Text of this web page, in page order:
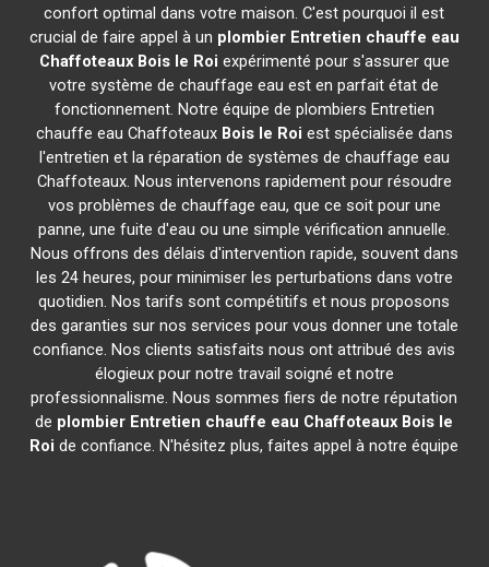
confort optimal dans votre maison. C'est pourquoi il est
crucial de faire appel à un plombier Entretien chauffe eau
Chaffoteaux Bois le Roi expérimenté pour s'assurer que
votre système de chauffage eau est en parfait état de
fonctionnement. Notre équipe de plombiers Entretien
chauffe eau Chaffoteaux Bois le Roi est spécialisée dans
l'entretien et la réparation de systèmes de chauffage eau
Chaffoteaux. Nous intervenons rapidement pour résoudre
vos problèmes de chauffage eau, que ce soit pour une
panne, une fuite d'eau ou une simple vérification annuelle.
Nous offrons des délais d'intervention rapide, souvent dans
les 24 heures, pour minimiser les perturbations dans votre
quotidien. Nos tarifs sont compétitifs et nous proposons
des garanties sur nos services pour vous donner une totale
confiance. Nos clients satisfaits nous ont attribué des avis
élogieux pour notre travail soigné et notre
professionnalisme. Nous sommes fiers de notre réputation
de plombier Entretien chauffe eau Chaffoteaux Bois le
Roi de confiance. N'hésitez plus, faites appel à notre équipe